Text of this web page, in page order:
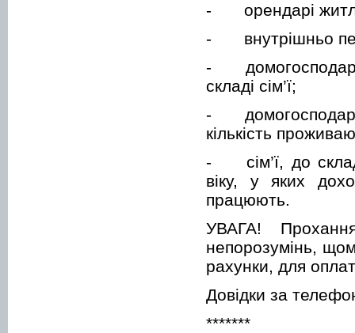
-
орендарі
-
внутрішньо
-
складі сім’ї;
-
кількість
-
сім’ї, до
віку, у яких
працюють.
УВАГА!
непорозумінь,
рахунки, для
Довідки за
*******